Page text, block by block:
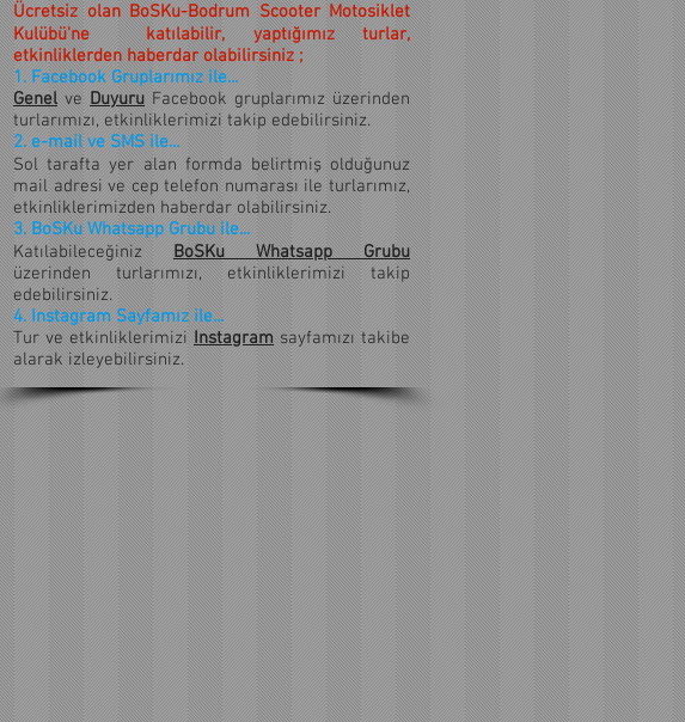
Ücretsiz olan BoSKu-Bodrum Scooter Motosiklet
Kulübü'ne katılabilir, yaptığımız turlar,
etkinliklerden haberdar olabilirsiniz ;
1. Facebook Gruplarımız ile...
Genelve DuyuruFacebook gruplarımız üzerinden
turlarımızı, etkinliklerimizi takip edebilirsiniz.
2. e-mail ve SMS ile...
Sol tarafta yer alan formda belirtmiş olduğunuz
mail adresi ve cep telefon numarası ile turlarımız,
etkinliklerimizden haberdar olabilirsiniz.
3. BoSKu Whatsapp Grubu ile...
KatılabileceğinizBoSKu Whatsapp Grubu
üzerinden turlarımızı, etkinliklerimizi takip
edebilirsiniz.
4. Instagram Sayfamız ile...
Tur ve etkinliklerimiziInstagramsayfamızı takibe
alarak izleyebilirsiniz.